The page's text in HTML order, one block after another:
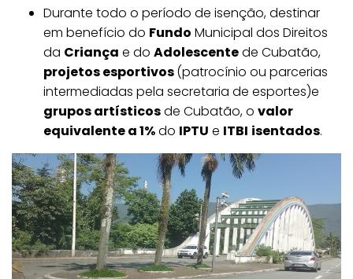
Durante todo o período de isenção, destinar
em benefício do Fundo Municipal dos Direitos
da Criança e do Adolescentede Cubatão,
projetos esportivos(patrocínio ou parcerias
intermediadas pela secretaria de esportes)e
grupos artísticosde Cubatão, o valor
equivalente a 1%do IPTU e ITBI isentados.